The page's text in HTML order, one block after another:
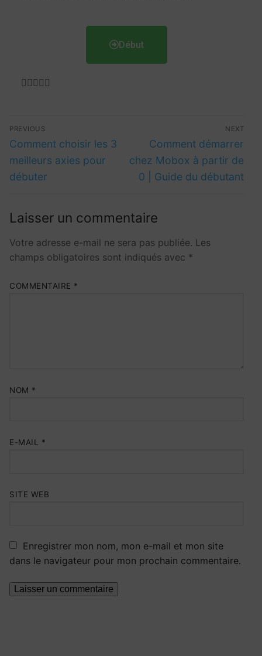
Début
    
PREVIOUS
Comment choisir les 3
meilleurs axies pour
débuter
NEXT
Comment démarrer
chez Mobox à partir de
0 | Guide du débutant
Laisser un commentaire
Votre adresse e-mail ne sera pas publiée. Les
champs obligatoires sont indiqués avec *
COMMENTAIRE *
NOM *
E-MAIL *
SITE WEB
Enregistrer mon nom, mon e-mail et mon site
dans le navigateur pour mon prochain commentaire.